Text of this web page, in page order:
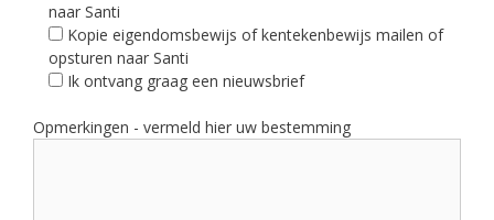
naar Santi
Kopie eigendomsbewijs of kentekenbewijs mailen of
opsturen naar Santi
Ik ontvang graag een nieuwsbrief
Opmerkingen - vermeld hier uw bestemming